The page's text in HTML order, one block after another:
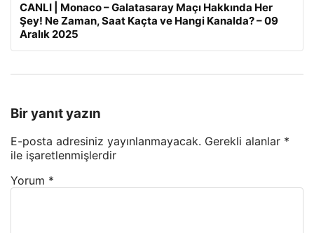
CANLI | Monaco – Galatasaray Maçı Hakkında Her
Şey! Ne Zaman, Saat Kaçta ve Hangi Kanalda? – 09
Aralık 2025
Bir yanıt yazın
E-posta adresiniz yayınlanmayacak. Gerekli alanlar *
ile işaretlenmişlerdir
Yorum *